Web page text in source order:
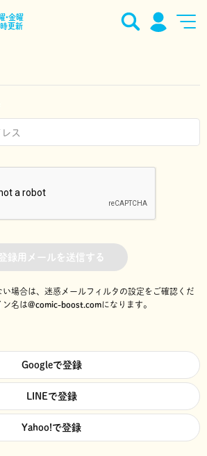
•金曜
更新
録用メールを送信する
場合は、迷惑メールフィルタの設定をご確認くだ
ン名は@comic-boost.comになります。
Googleで登録
LINEで登録
Yahoo!で登録